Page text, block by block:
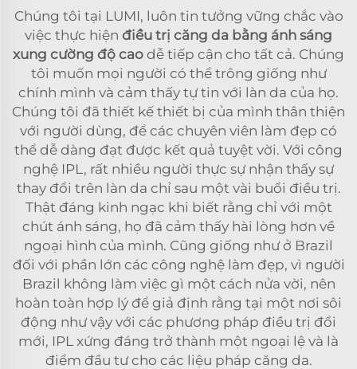
Chúng tôi tại LUMI, luôn tin tưởng vững chắc vào
việc thực hiện điều trị căng da bằng ánh sáng
xung cường độ cao dễ tiếp cận cho tất cả. Chúng
tôi muốn mọi người có thể trông giống như
chính mình và cảm thấy tự tin với làn da của họ.
Chúng tôi đã thiết kế thiết bị của mình thân thiện
với người dùng, để các chuyên viên làm đẹp có
thể dễ dàng đạt được kết quả tuyệt vời. Với công
nghệ IPL, rất nhiều người thực sự nhận thấy sự
thay đổi trên làn da chỉ sau một vài buổi điều trị.
Thật đáng kinh ngạc khi biết rằng chỉ với một
chút ánh sáng, họ đã cảm thấy hài lòng hơn về
ngoại hình của mình. Cũng giống như ở Brazil
đối với phần lớn các công nghệ làm đẹp, vì người
Brazil không làm việc gì một cách nửa vời, nên
hoàn toàn hợp lý để giả định rằng tại một nơi sôi
động như vậy với các phương pháp điều trị đổi
mới, IPL xứng đáng trở thành một ngoại lệ và là
điểm đầu tư cho các liệu pháp căng da.